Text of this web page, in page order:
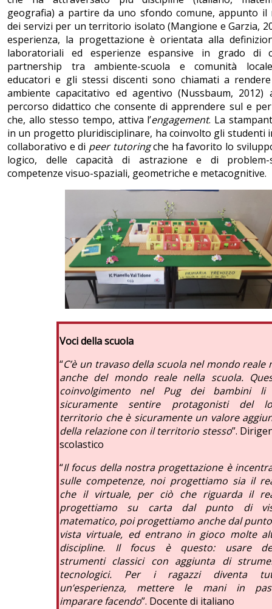
geografia) a partire da uno sfondo comune, appunto il
dei servizi per un territorio isolato (Mangione e Garzia,
esperienza, la progettazione è orientata alla
laboratoriali ed esperienze espansive in grado di
partnership tra ambiente-scuola e comunità
educatori e gli stessi discenti sono chiamati a
ambiente capacitativo ed agentivo (Nussbaum, 2012)
percorso didattico che consente di apprendere sul e
che, allo stesso tempo, attiva l’engagement. La
in un progetto pluridisciplinare, ha coinvolto gli studenti
collaborativo e di peer tutoringche ha favorito lo
logico, delle capacità di astrazione e di problem-
competenze visuo-spaziali, geometriche e metacognitive.
Voci della scuola
“C’è un travaso della scuola nel mondo reale
anche del mondo reale nella scuola.
coinvolgimento nel Pug dei bambini li
sicuramente sentire protagonisti del
territorio che è sicuramente un valore
della relazione con il territorio stesso”.
scolastico
“Il focus della nostra progettazione è
sulle competenze, noi progettiamo sia il
che il virtuale, per ciò che riguarda il
progettiamo su carta dal punto di
matematico, poi progettiamo anche dal
vista virtuale, ed entrano in gioco molte
discipline. Il focus è questo: usare
strumenti classici con aggiunta di
tecnologici. Per i ragazzi diventa
un’esperienza, mettere le mani in
imparare facendo”. Docente di italiano